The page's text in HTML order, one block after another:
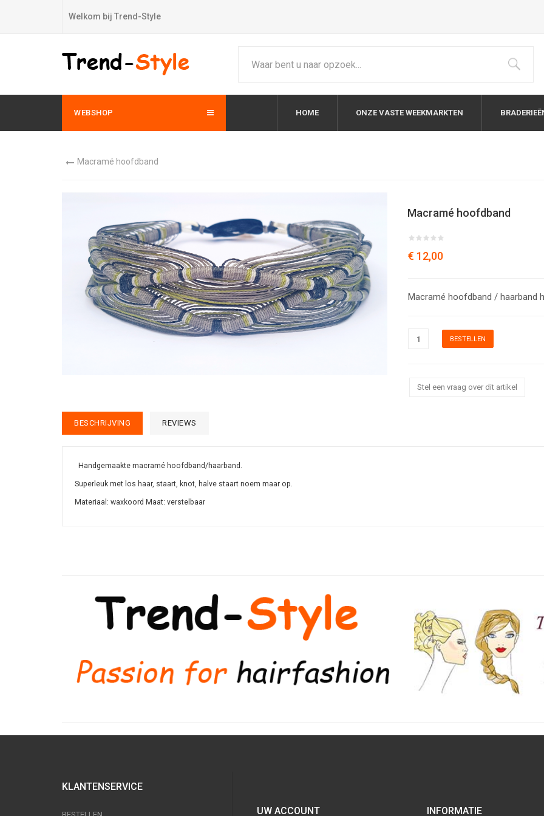
Welkom bij Trend-Style
WEBSHOP HOME ONZE VASTE WEEKMARKTEN
Macramé hoofdband
Macramé hoofdband
€ 12,00
Macramé hoofdband / haarband
Stel een vraag over dit artikel
BESCHRIJVING REVIEWS
Handgemaakte macramé hoofdband/haarband.
Superleuk met los haar, staart, knot, halve staart noem maar op.
Materiaal: waxkoord Maat: verstelbaar
KLANTENSERVICE
UW ACCOUNT INFORMATIE